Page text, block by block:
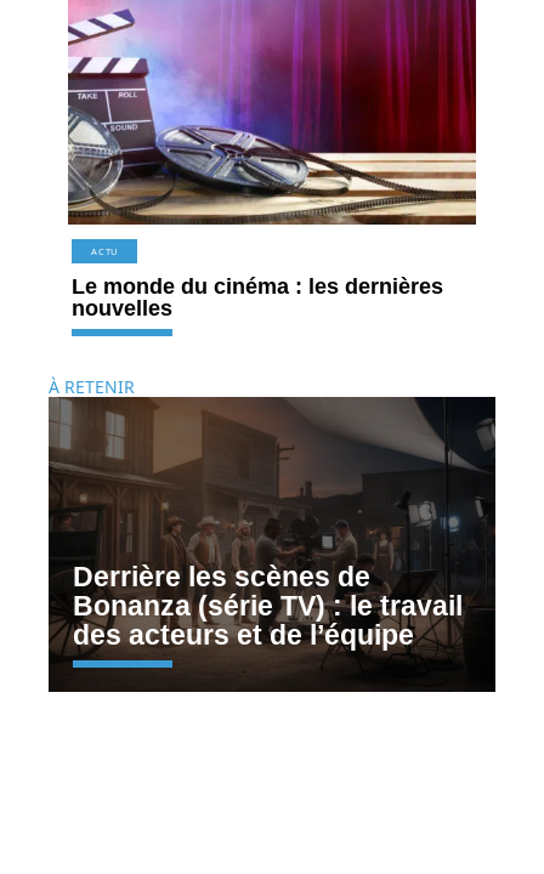
ACTU
Le monde du cinéma : les dernières
nouvelles
À RETENIR
Derrière les scènes de
Bonanza (série TV) : le travail
des acteurs et de l’équipe